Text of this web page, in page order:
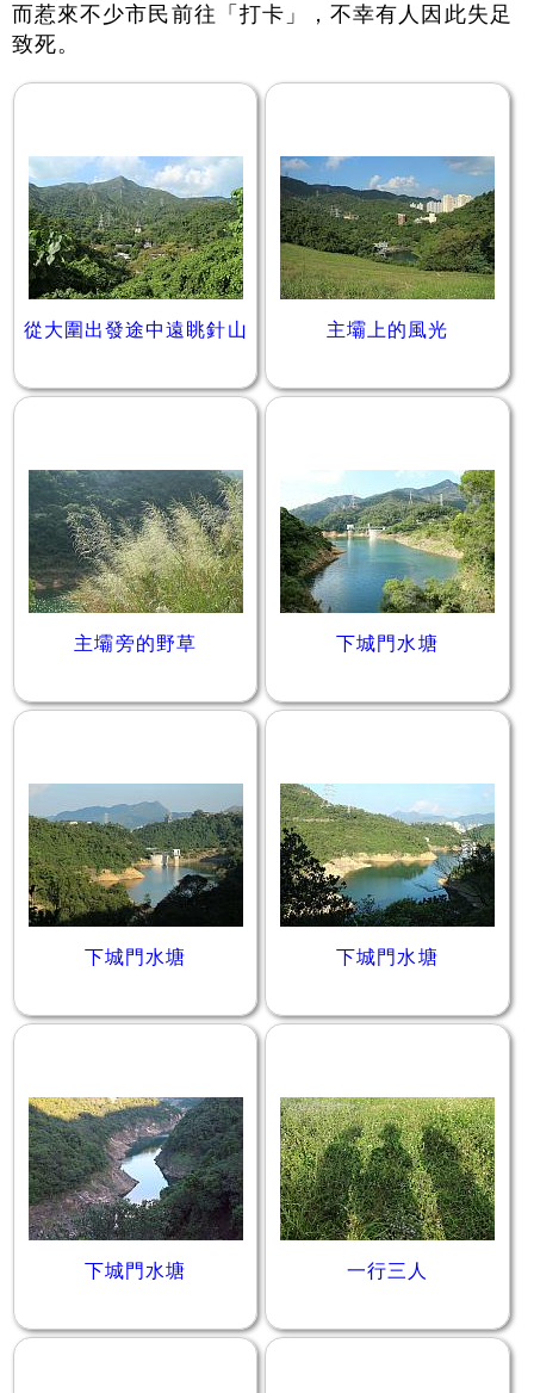
而惹來不少市民前往「打卡」，不幸有人因此失足
致死。
從大圍出發途中遠眺針山 主壩上的風光
主壩旁的野草 下城門水塘
下城門水塘 下城門水塘
下城門水塘 一行三人